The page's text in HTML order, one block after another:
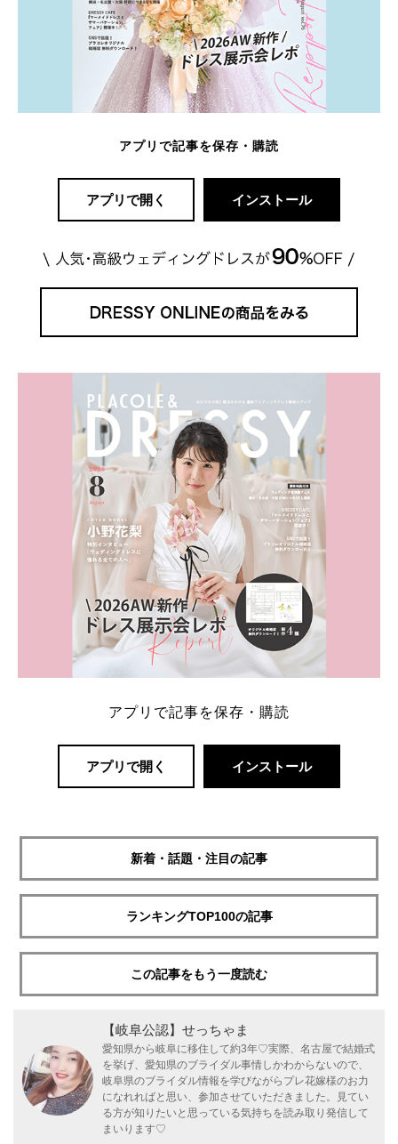
アプリで記事を保存・購読
アプリで開く インストール
アプリで記事を保存・購読
アプリで開く インストール
新着・話題・注目の記事
ランキングTOP100の記事
この記事をもう一度読む
【岐阜公認】せっちゃま
愛知県から岐阜に移住して約3年♡実際、名古屋で結婚式
を挙げ、愛知県のブライダル事情しかわからないので、
岐阜県のブライダル情報を学びながらプレ花嫁様のお力
になれればと思い、参加させていただきました。見てい
る方が知りたいと思っている気持ちを読み取り発信して
まいります♡